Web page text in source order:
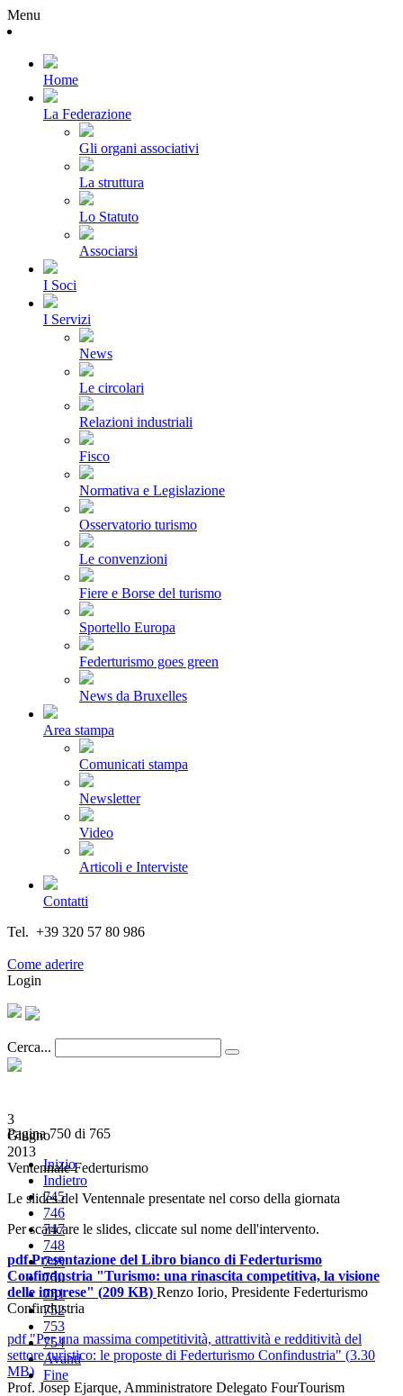
Menu
Home
La Federazione
Gli organi associativi
La struttura
Lo Statuto
Associarsi
I Soci
I Servizi
News
Le circolari
Relazioni industriali
Fisco
Normativa e Legislazione
Osservatorio turismo
Le convenzioni
Fiere e Borse del turismo
Sportello Europa
Federturismo goes green
News da Bruxelles
Area stampa
Comunicati stampa
Newsletter
Video
Articoli e Interviste
Contatti
Tel. +39 320 57 80 986
Come aderire
Login
Cerca...
3
Giugno
2013
Ventennale Federturismo
Le slides del Ventennale presentate nel corso della giornata
Per scaricare le slides, cliccate sul nome dell'intervento.
pdfPresentazione del Libro bianco di Federturismo
Confindustria "Turismo: una rinascita competitiva, la visione
delle imprese" (209 KB) Renzo Iorio, Presidente Federturismo
Confindustria
pdf"Per una massima competitività, attrattività e redditività del
settore turistico: le proposte di Federturismo Confindustria" (3.30
MB)
Prof. Josep Ejarque, Amministratore Delegato FourTourism
Pagina 750 di 765
Inizio
Indietro
745
746
747
748
749
750
751
752
753
754
Avanti
Fine